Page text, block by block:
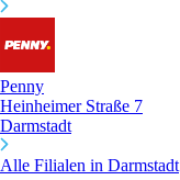
Penny
Heinheimer Straße 7
Darmstadt
Alle Filialen in Darmstadt